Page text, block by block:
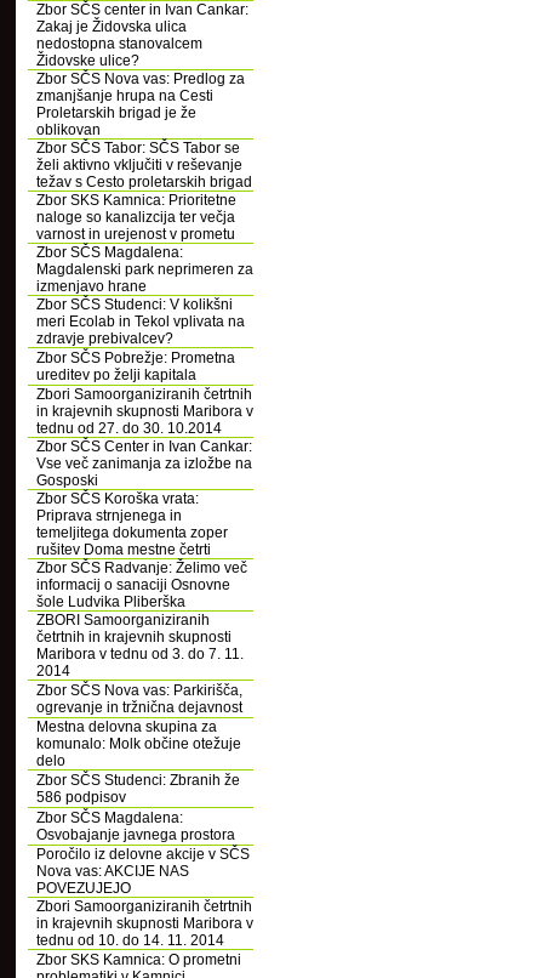
Zbor SČS center in Ivan Cankar:
Zakaj je Židovska ulica
nedostopna stanovalcem
Židovske ulice?
Zbor SČS Nova vas: Predlog za
zmanjšanje hrupa na Cesti
Proletarskih brigad je že
oblikovan
Zbor SČS Tabor: SČS Tabor se
želi aktivno vključiti v reševanje
težav s Cesto proletarskih brigad
Zbor SKS Kamnica: Prioritetne
naloge so kanalizcija ter večja
varnost in urejenost v prometu
Zbor SČS Magdalena:
Magdalenski park neprimeren za
izmenjavo hrane
Zbor SČS Studenci: V kolikšni
meri Ecolab in Tekol vplivata na
zdravje prebivalcev?
Zbor SČS Pobrežje: Prometna
ureditev po želji kapitala
Zbori Samoorganiziranih četrtnih
in krajevnih skupnosti Maribora v
tednu od 27. do 30. 10.2014
Zbor SČS Center in Ivan Cankar:
Vse več zanimanja za izložbe na
Gosposki
Zbor SČS Koroška vrata:
Priprava strnjenega in
temeljitega dokumenta zoper
rušitev Doma mestne četrti
Zbor SČS Radvanje: Želimo več
informacij o sanaciji Osnovne
šole Ludvika Pliberška
ZBORI Samoorganiziranih
četrtnih in krajevnih skupnosti
Maribora v tednu od 3. do 7. 11.
2014
Zbor SČS Nova vas: Parkirišča,
ogrevanje in tržnična dejavnost
Mestna delovna skupina za
komunalo: Molk občine otežuje
delo
Zbor SČS Studenci: Zbranih že
586 podpisov
Zbor SČS Magdalena:
Osvobajanje javnega prostora
Poročilo iz delovne akcije v SČS
Nova vas: AKCIJE NAS
POVEZUJEJO
Zbori Samoorganiziranih četrtnih
in krajevnih skupnosti Maribora v
tednu od 10. do 14. 11. 2014
Zbor SKS Kamnica: O prometni